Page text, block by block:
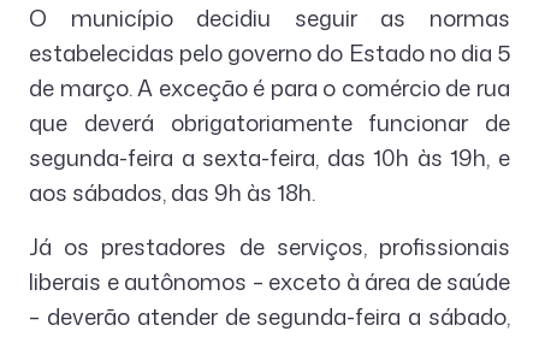
O município decidiu seguir as normas
estabelecidas pelo governo do Estado no dia 5
de março. A exceção é para o comércio de rua
que deverá obrigatoriamente funcionar de
segunda-feira a sexta-feira, das 10h às 19h, e
aos sábados, das 9h às 18h.
Já os prestadores de serviços, profissionais
liberais e autônomos – exceto à área de saúde
– deverão atender de segunda-feira a sábado,